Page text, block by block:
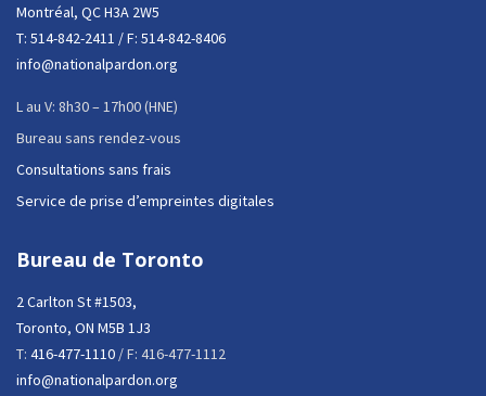
Montréal, QC H3A 2W5
T: 514-842-2411 / F: 514-842-8406
info@nationalpardon.org
L au V: 8h30 – 17h00 (HNE)
Bureau sans rendez-vous
Consultations sans frais
Service de prise d’empreintes digitales
Bureau de Toronto
2 Carlton St #1503,
Toronto, ON M5B 1J3
T: 416-477-1110 / F: 416-477-1112
info@nationalpardon.org